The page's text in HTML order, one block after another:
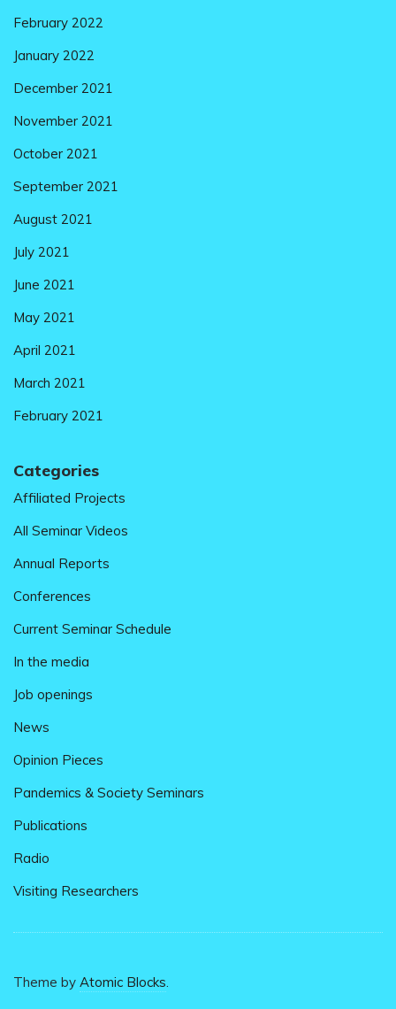
February 2022
January 2022
December 2021
November 2021
October 2021
September 2021
August 2021
July 2021
June 2021
May 2021
April 2021
March 2021
February 2021
Categories
Affiliated Projects
All Seminar Videos
Annual Reports
Conferences
Current Seminar Schedule
In the media
Job openings
News
Opinion Pieces
Pandemics & Society Seminars
Publications
Radio
Visiting Researchers
Theme by Atomic Blocks.